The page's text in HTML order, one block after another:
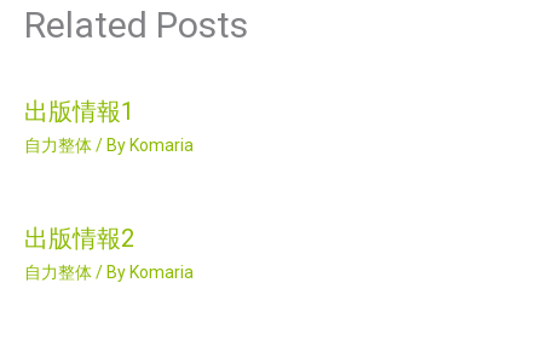
Related Posts
出版情報1
自力整体/ By Komaria
出版情報2
自力整体/ By Komaria